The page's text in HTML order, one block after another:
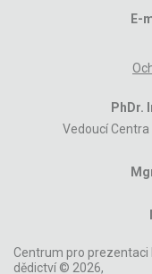
E-
PhDr.
Vedoucí
Centrum pro prezentaci
dědictví © 2026,